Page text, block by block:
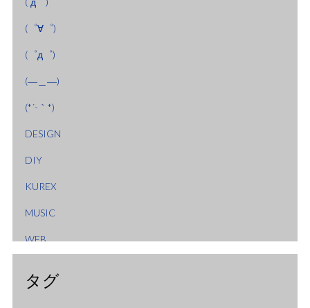
2007年3月
2007年2月
2007年1月
2006年9月
2006年8月
2006年7月
2006年4月
2006年2月
2006年1月
2005年12月
2005年10月
(゜∀゜)
(゜д゜)
(―＿―)
(*´-｀*)
DESIGN
DIY
KUREX
MUSIC
WEB
タグ